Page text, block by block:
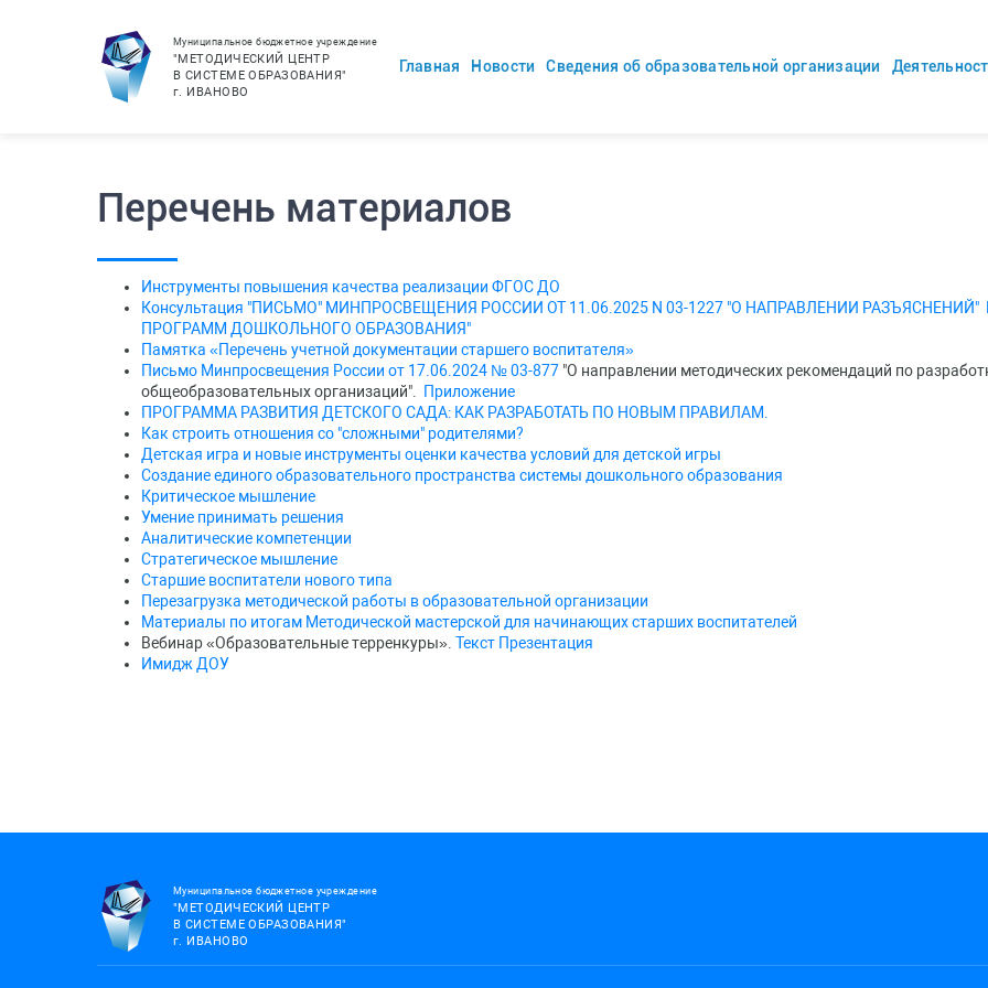
Муниципальное бюджетное учреждение
"МЕТОДИЧЕСКИЙ ЦЕНТР
В СИСТЕМЕ ОБРАЗОВАНИЯ"
г. ИВАНОВО
Главная Новости Сведения об образовательной организации
Перечень материалов
Инструменты повышения качества реализации ФГОС ДО
Консультация "ПИСЬМО" МИНПРОСВЕЩЕНИЯ РОССИИ ОТ 11.06.2025 N 03-1227 "О НАПРАВЛЕНИИ
ПРОГРАММ ДОШКОЛЬНОГО ОБРАЗОВАНИЯ"
Памятка «Перечень учетной документации старшего воспитателя»
Письмо Минпросвещения России от 17.06.2024 № 03-877 "О направлении методических рекомендаций по
общеобразовательных организаций".
Приложение
ПРОГРАММА РАЗВИТИЯ ДЕТСКОГО САДА: КАК РАЗРАБОТАТЬ ПО НОВЫМ ПРАВИЛАМ.
Как строить отношения со "сложными" родителями?
Детская игра и новые инструменты оценки качества условий для детской игры
Создание единого образовательного пространства системы дошкольного образования
Критическое мышление
Умение принимать решения
Аналитические компетенции
Стратегическое мышление
Старшие воспитатели нового типа
Перезагрузка методической работы в образовательной организации
Материалы по итогам Методической мастерской для начинающих старших воспитателей
Вебинар «Образовательные терренкуры». Текст Презентация
Имидж ДОУ
Муниципальное бюджетное учреждение
"МЕТОДИЧЕСКИЙ ЦЕНТР
В СИСТЕМЕ ОБРАЗОВАНИЯ"
г. ИВАНОВО